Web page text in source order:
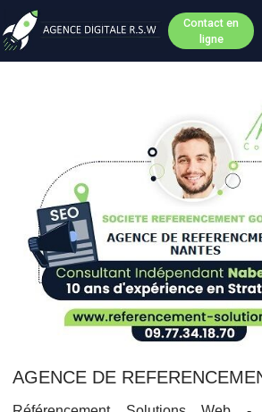
Contact en
ligne
AGENCE DE